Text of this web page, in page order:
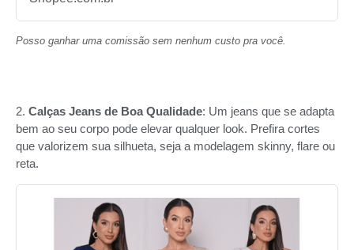
Posso ganhar uma comissão sem nenhum custo pra você.
2. Calças Jeans de Boa Qualidade: Um jeans que se adapta
bem ao seu corpo pode elevar qualquer look. Prefira cortes
que valorizem sua silhueta, seja a modelagem skinny, flare ou
reta.